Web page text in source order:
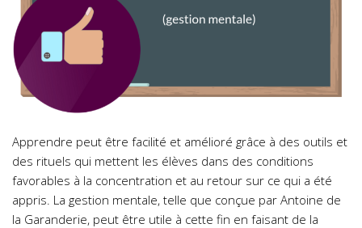
Apprendre peut être facilité et amélioré grâce à des outils et
des rituels qui mettent les élèves dans des conditions
favorables à la concentration et au retour sur ce qui a été
appris. La gestion mentale, telle que conçue par Antoine de
la Garanderie, peut être utile à cette fin en faisant de la